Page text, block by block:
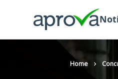
Home